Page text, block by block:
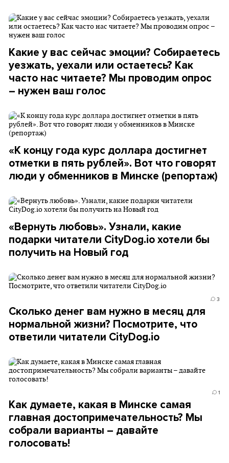
Какие у вас сейчас эмоции? Собираетесь
уезжать, уехали или остаетесь? Как
часто нас читаете? Мы проводим опрос
– нужен ваш голос
«К концу года курс доллара достигнет
отметки в пять рублей». Вот что говорят
люди у обменников в Минске (репортаж)
«Вернуть любовь». Узнали, какие
подарки читатели CityDog.io хотели бы
получить на Новый год
3
Сколько денег вам нужно в месяц для
нормальной жизни? Посмотрите, что
ответили читатели CityDog.io
1
Как думаете, какая в Минске самая
главная достопримечательность? Мы
собрали варианты – давайте
голосовать!